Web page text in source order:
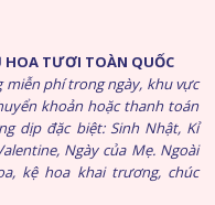
HOA TƯƠI TOÀN QUỐC
miễn phí trong ngày, khu vực
khoản hoặc thanh toán
dịp đặc biệt: Sinh Nhật, Kỉ
Ngày của Mẹ. Ngoài
kệ hoa khai trương, chúc